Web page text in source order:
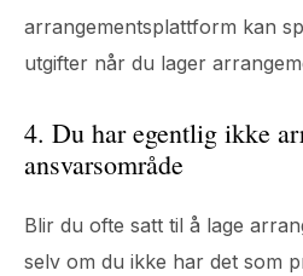
arrangementsplattform kan
utgifter når du lager
4. Du har egentlig ikke
ansvarsområde
Blir du ofte satt til å lage
selv om du ikke har det som